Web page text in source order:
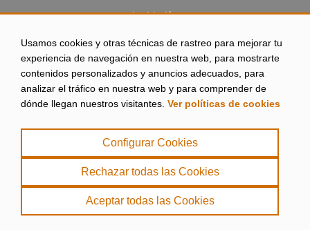
Usamos cookies y otras técnicas de rastreo para mejorar tu
experiencia de navegación en nuestra web, para mostrarte
contenidos personalizados y anuncios adecuados, para
analizar el tráfico en nuestra web y para comprender de
dónde llegan nuestros visitantes. Ver políticas de cookies
Configurar Cookies
Rechazar todas las Cookies
Aceptar todas las Cookies
Legislación
Empleo
Aviso legal
|
Política de Privacidad
|
. misPeces Copyright 2000 - 2026. Todos los derechos reservados